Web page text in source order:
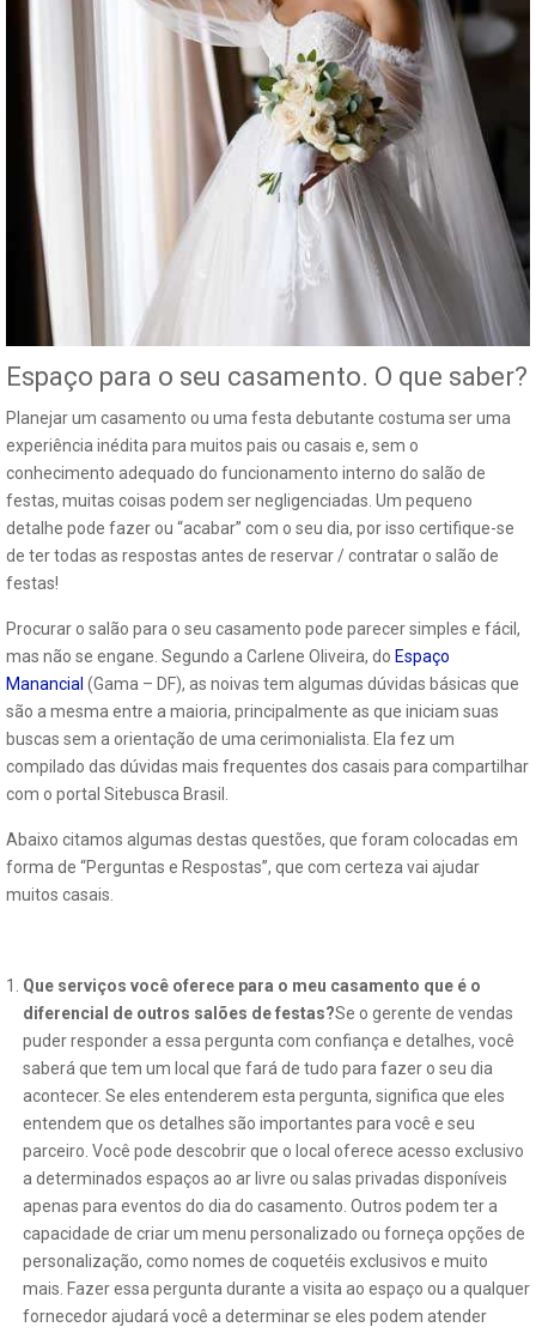
Espaço para o seu casamento. O que saber?
Planejar um casamento ou uma festa debutante costuma ser uma
experiência inédita para muitos pais ou casais e, sem o
conhecimento adequado do funcionamento interno do salão de
festas, muitas coisas podem ser negligenciadas. Um pequeno
detalhe pode fazer ou “acabar” com o seu dia, por isso certifique-se
de ter todas as respostas antes de reservar / contratar o salão de
festas!
Procurar o salão para o seu casamento pode parecer simples e fácil,
mas não se engane. Segundo a Carlene Oliveira, do Espaço
Manancial (Gama – DF), as noivas tem algumas dúvidas básicas que
são a mesma entre a maioria, principalmente as que iniciam suas
buscas sem a orientação de uma cerimonialista. Ela fez um
compilado das dúvidas mais frequentes dos casais para compartilhar
com o portal Sitebusca Brasil.
Abaixo citamos algumas destas questões, que foram colocadas em
forma de “Perguntas e Respostas”, que com certeza vai ajudar
muitos casais.
Que serviços você oferece para o meu casamento que é o
diferencial de outros salões de festas?Se o gerente de vendas
puder responder a essa pergunta com confiança e detalhes, você
saberá que tem um local que fará de tudo para fazer o seu dia
acontecer. Se eles entenderem esta pergunta, significa que eles
entendem que os detalhes são importantes para você e seu
parceiro. Você pode descobrir que o local oferece acesso exclusivo
a determinados espaços ao ar livre ou salas privadas disponíveis
apenas para eventos do dia do casamento. Outros podem ter a
capacidade de criar um menu personalizado ou forneça opções de
personalização, como nomes de coquetéis exclusivos e muito
mais. Fazer essa pergunta durante a visita ao espaço ou a qualquer
fornecedor ajudará você a determinar se eles podem atender